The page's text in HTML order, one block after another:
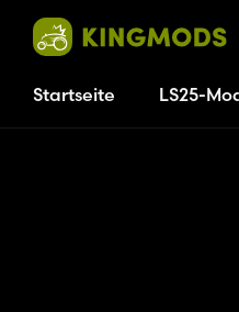
Startseite LS25-